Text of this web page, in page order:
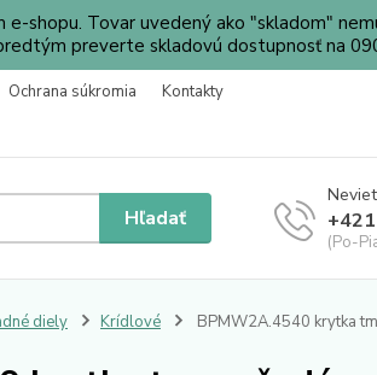
Tovar uvedený ako "skladom"
preverte skladovú dostupnosť na
Ochrana súkromia
Kontakty
Hľadať
(Po-
diely Krídlové BPMW2A.4540 krytka